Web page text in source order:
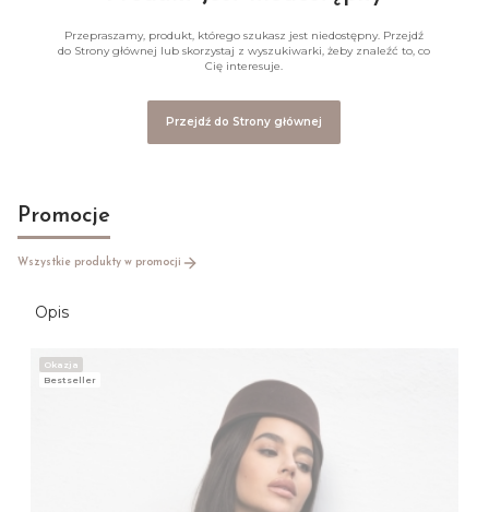
Przepraszamy, produkt, którego szukasz jest niedostępny. Przejdź
do Strony głównej lub skorzystaj z wyszukiwarki, żeby znaleźć to, co
Cię interesuje.
Przejdź do Strony głównej
Promocje
Wszystkie produkty w promocji
Opis
Okazja
Bestseller